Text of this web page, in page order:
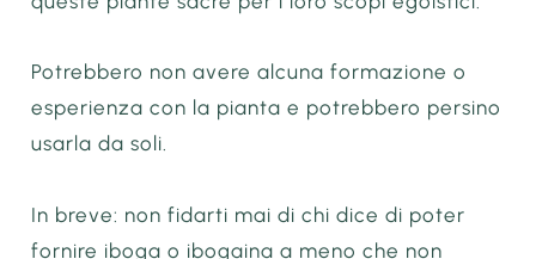
Potrebbero non avere alcuna formazione o
esperienza con la pianta e potrebbero persino
usarla da soli.
In breve: non fidarti mai di chi dice di poter
fornire iboga o ibogaina a meno che non